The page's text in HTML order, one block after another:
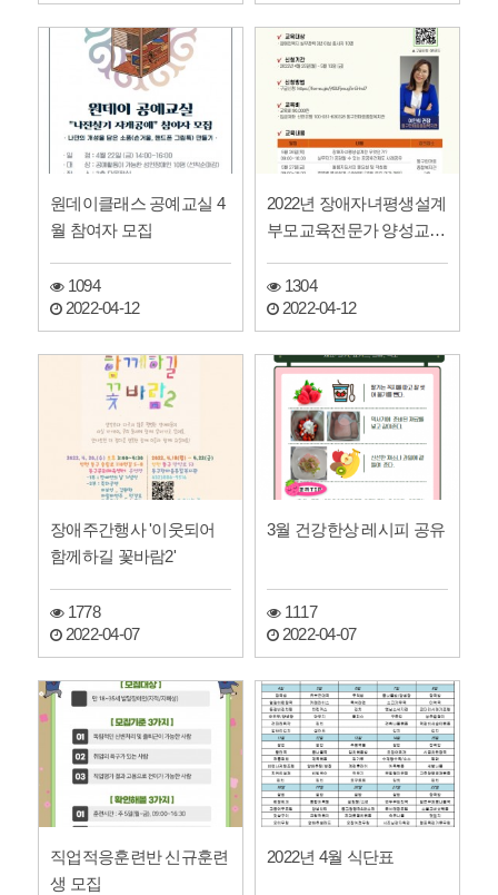
원데이클래스 공예교실 4
월 참여자 모집
1094
2022-04-12
2022년 장애자녀평생설계
부모교육전문가 양성교육
1304
2022-04-12
장애주간행사 '이웃되어
함께하길 꽃바람2'
1778
2022-04-07
3월 건강한상 레시피 공유
1117
2022-04-07
직업적응훈련반 신규훈련
생 모집
2022년 4월 식단표